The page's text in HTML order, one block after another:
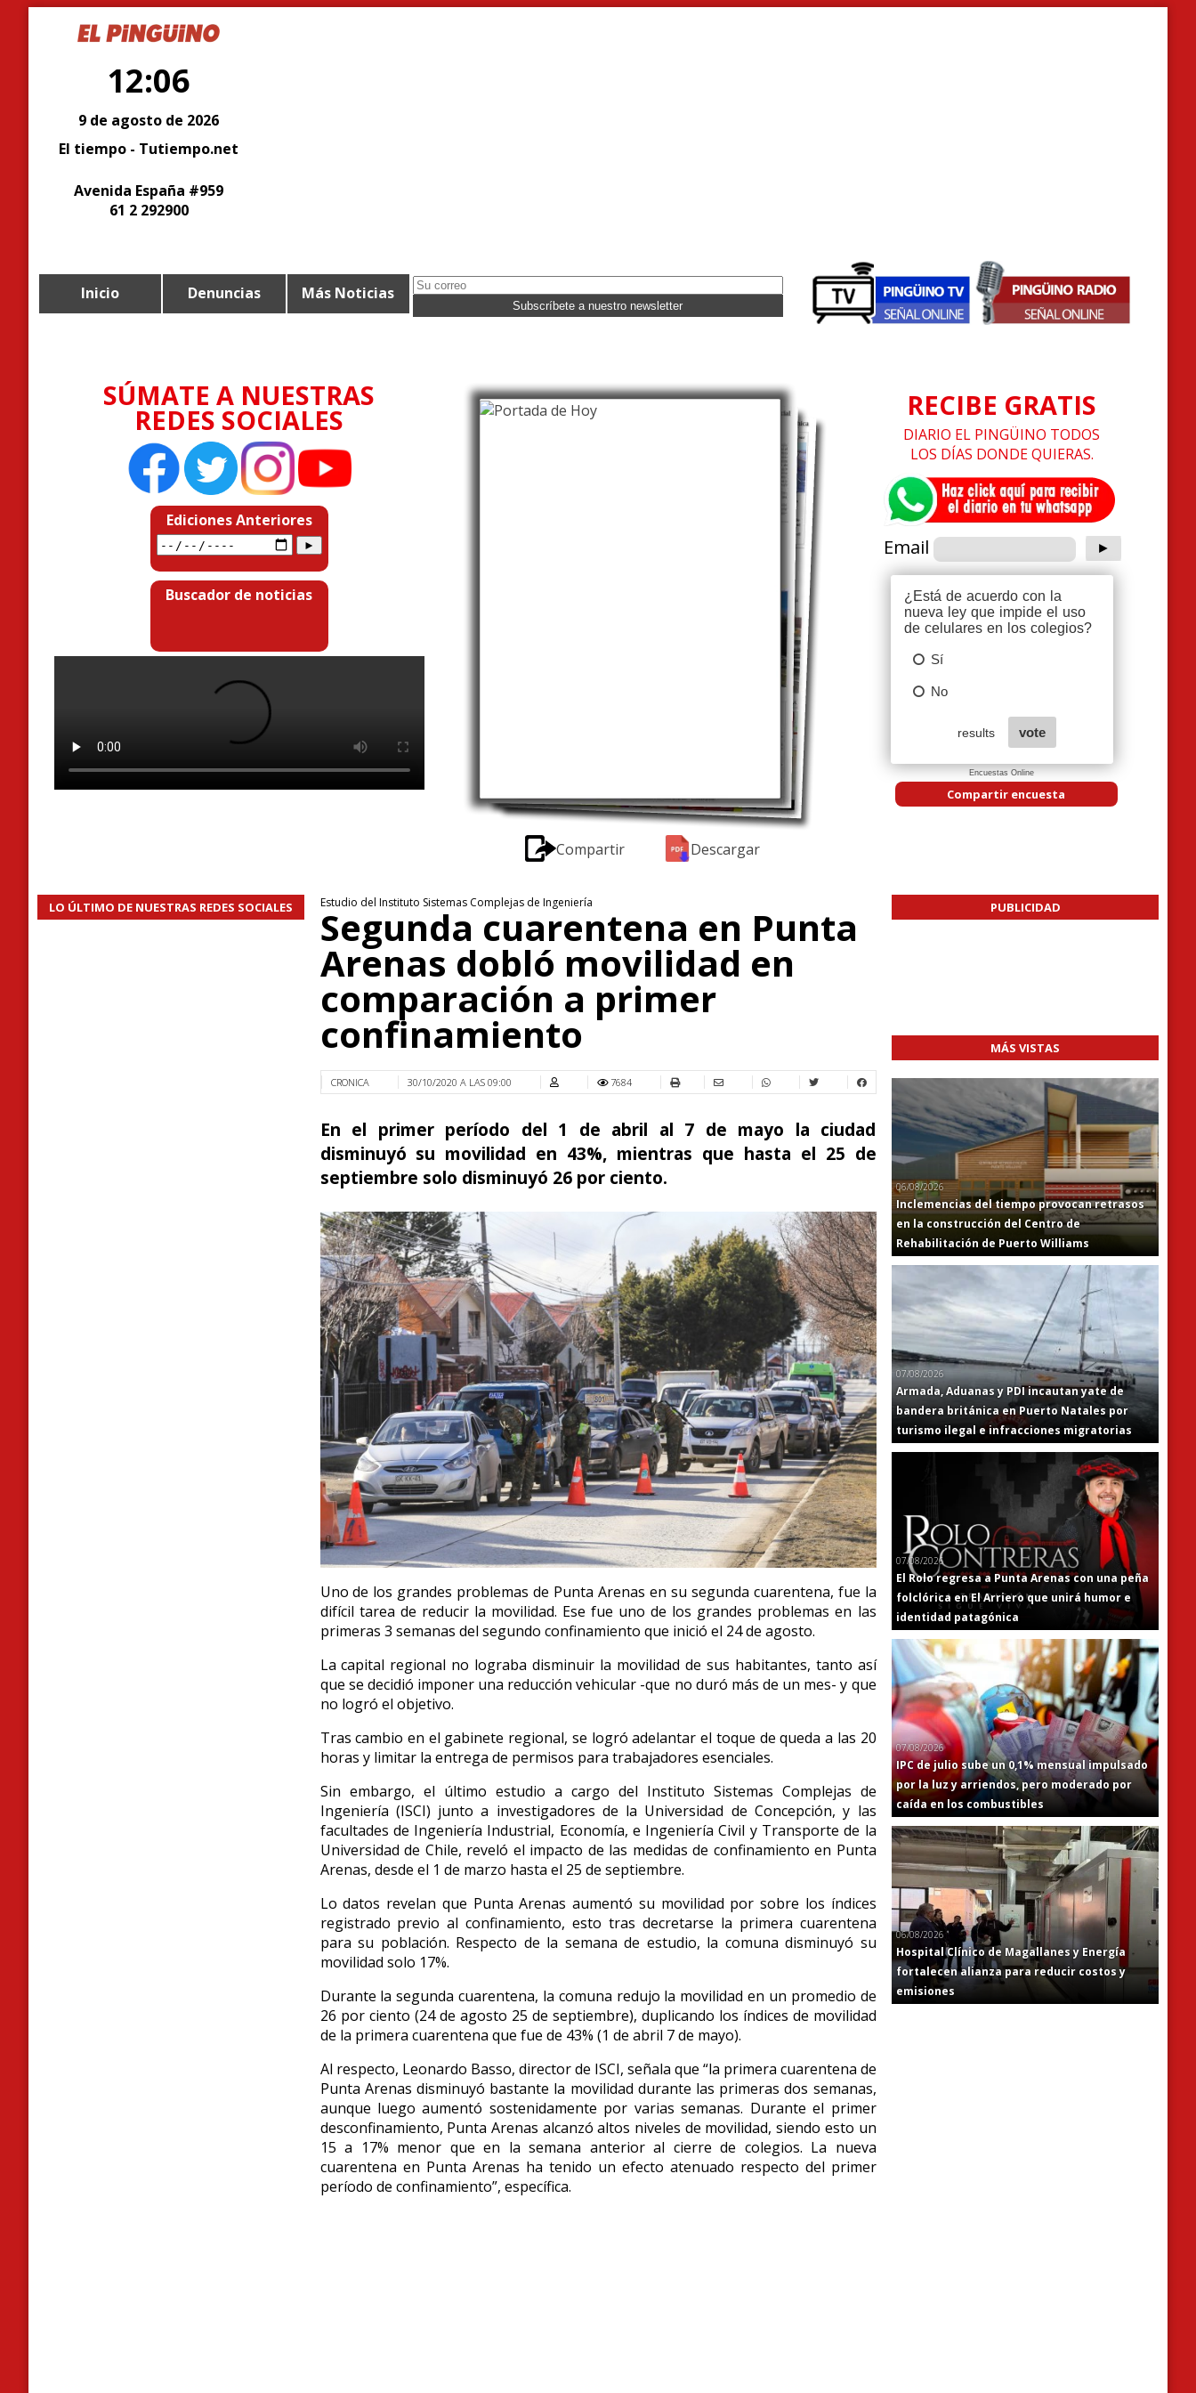
12:06
9 de agosto de 2026
El tiempo - Tutiempo.net
Avenida España #959
61 2 292900
Inicio Denuncias Más Noticias
SÚMATE A NUESTRAS
REDES SOCIALES
Ediciones Anteriores
Buscador de noticias
Compartir Descargar
RECIBE GRATIS
DIARIO EL PINGÜINO TODOS
LOS DÍAS DONDE QUIERAS.
Email
Encuestas Online
Compartir encuesta
LO ÚLTIMO DE NUESTRAS REDES SOCIALES Estudio del Instituto Sistemas Complejas de Ingeniería
Segunda cuarentena en Punta
Arenas dobló movilidad en
comparación a primer
confinamiento
CRONICA 30/10/2020 A LAS 09:00 7684
En el primer período del 1 de abril al 7 de mayo la ciudad
disminuyó su movilidad en 43%, mientras que hasta el 25 de
septiembre solo disminuyó 26 por ciento.
Uno de los grandes problemas de Punta Arenas en su segunda cuarentena, fue la
difícil tarea de reducir la movilidad. Ese fue uno de los grandes problemas en las
primeras 3 semanas del segundo confinamiento que inició el 24 de agosto.
La capital regional no lograba disminuir la movilidad de sus habitantes, tanto así
que se decidió imponer una reducción vehicular -que no duró más de un mes- y que
no logró el objetivo.
Tras cambio en el gabinete regional, se logró adelantar el toque de queda a las 20
horas y limitar la entrega de permisos para trabajadores esenciales.
Sin embargo, el último estudio a cargo del Instituto Sistemas Complejas de
Ingeniería (ISCI) junto a investigadores de la Universidad de Concepción, y las
facultades de Ingeniería Industrial, Economía, e Ingeniería Civil y Transporte de la
Universidad de Chile, reveló el impacto de las medidas de confinamiento en Punta
Arenas, desde el 1 de marzo hasta el 25 de septiembre.
Lo datos revelan que Punta Arenas aumentó su movilidad por sobre los índices
registrado previo al confinamiento, esto tras decretarse la primera cuarentena
para su población. Respecto de la semana de estudio, la comuna disminuyó su
movilidad solo 17%.
Durante la segunda cuarentena, la comuna redujo la movilidad en un promedio de
26 por ciento (24 de agosto 25 de septiembre), duplicando los índices de movilidad
de la primera cuarentena que fue de 43% (1 de abril 7 de mayo).
Al respecto, Leonardo Basso, director de ISCI, señala que “la primera cuarentena de
Punta Arenas disminuyó bastante la movilidad durante las primeras dos semanas,
aunque luego aumentó sostenidamente por varias semanas. Durante el primer
desconfinamiento, Punta Arenas alcanzó altos niveles de movilidad, siendo esto un
15 a 17% menor que en la semana anterior al cierre de colegios. La nueva
cuarentena en Punta Arenas ha tenido un efecto atenuado respecto del primer
período de confinamiento”, específica.
PUBLICIDAD
MÁS VISTAS
06/08/2026
Inclemencias del tiempo provocan retrasos
en la construcción del Centro de
Rehabilitación de Puerto Williams
07/08/2026
Armada, Aduanas y PDI incautan yate de
bandera británica en Puerto Natales por
turismo ilegal e infracciones migratorias
07/08/2026
El Rolo regresa a Punta Arenas con una peña
folclórica en El Arriero que unirá humor e
identidad patagónica
07/08/2026
IPC de julio sube un 0,1% mensual impulsado
por la luz y arriendos, pero moderado por
caída en los combustibles
06/08/2026
Hospital Clínico de Magallanes y Energía
fortalecen alianza para reducir costos y
emisiones